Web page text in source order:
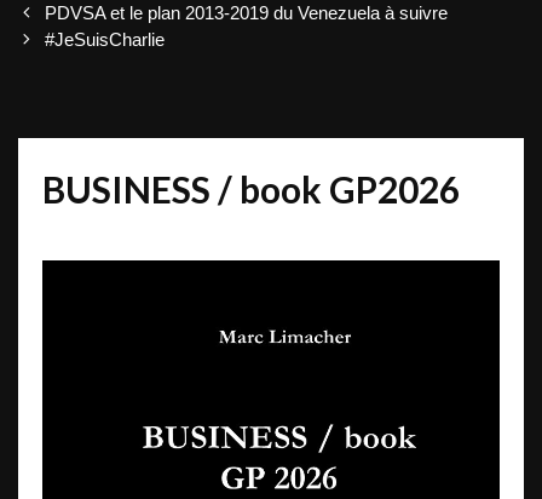
Post
navigation
PDVSA et le plan 2013-2019 du Venezuela à suivre
#JeSuisCharlie
BUSINESS / book GP2026